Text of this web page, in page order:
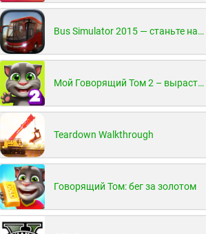
Bus Simulator 2015 — станьте настоящим водителем автобуса!
Мой Говорящий Том 2 – вырасти и воспитай своего котенка
Teardown Walkthrough
Говорящий Том: бег за золотом